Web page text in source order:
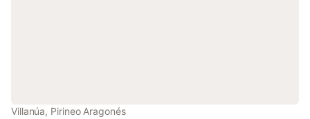
Villanúa, Pirineo Aragonés